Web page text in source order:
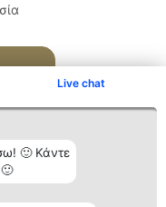
Live chat
🙂 Κάντε
Επικοινωνία